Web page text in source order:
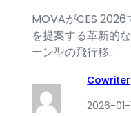
MOVAがCES
を提案する革新的
ーン型の飛行移…
Cowriter
2026-01-